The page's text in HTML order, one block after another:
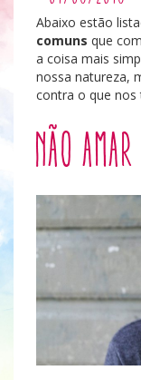
Abaixo estão
comuns que
a coisa mais
nossa natureza,
contra o que nos
Não amar